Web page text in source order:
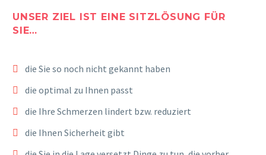
VELA TANGO 200
UNSER ZIEL IST EINE SITZLÖSUNG FÜR
SIE…
die Sie so noch nicht gekannt haben
die optimal zu Ihnen passt
die Ihre Schmerzen lindert bzw. reduziert
die Ihnen Sicherheit gibt